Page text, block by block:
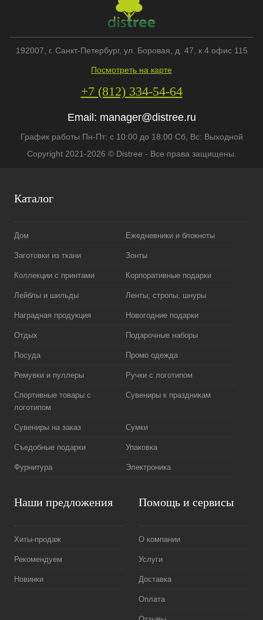
Каталог
Дом Ежедневники и блокноты
Заготовки из ткани Зонты
Коллекции с принтами Корпоративные подарки
Лейблы и шильды Ленты, стропы, шнуры
Наградная продукция Новогодние подарки
Отдых Подарочные наборы
Посуда Промо одежда
Ремувки и пуллеры Ручки с логотипом
Спортивные товары с
логотипом
Сувениры к праздникам
Сувениры на заказ Сумки
Съедобные подарки Упаковка
Фурнитура Электроника
Наши предложения
Хиты-продаж
Рекомендуем
Новинки
Помощь и сервисы
О компании
Услуги
Доставка
Оплата
192007 , г. Санкт-Петербург, ул. Боровая, д. 47, к.4 офис 115
Посмотреть на карте
+7 (812) 334-54-64
Email: manager@distree.ru
График работы Пн-Пт: с 10:00 до 18:00 Сб, Вс: Выходной
Copyright 2021-2026 © Distree - Все права защищены.